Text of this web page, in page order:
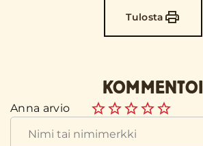
Tulosta
KOMMENTOI
Anna arvio